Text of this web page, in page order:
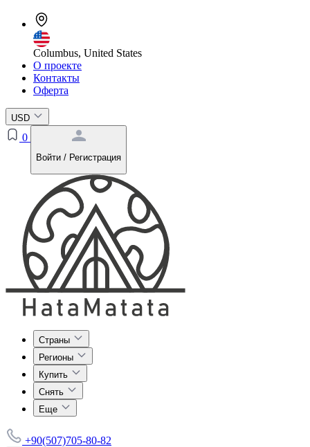
Columbus, United States
О проекте
Контакты
Оферта
USD
0
Войти / Регистрация
Страны
Регионы
Купить
Снять
Еще
+90(507)705-80-82